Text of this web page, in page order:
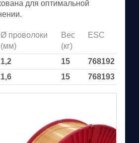
для оптимальной
Ø проволоки
(мм)
Вес
(кг)
ESC
1,2 15
768192
1,6 15 768193